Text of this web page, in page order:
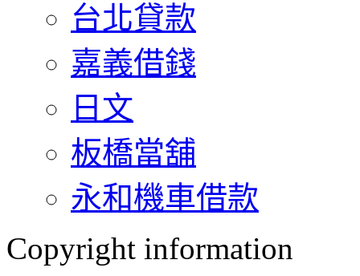
台北貸款
嘉義借錢
日文
板橋當舖
永和機車借款
Copyright information